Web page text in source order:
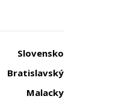
Slovensko
Bratislavský
Malacky